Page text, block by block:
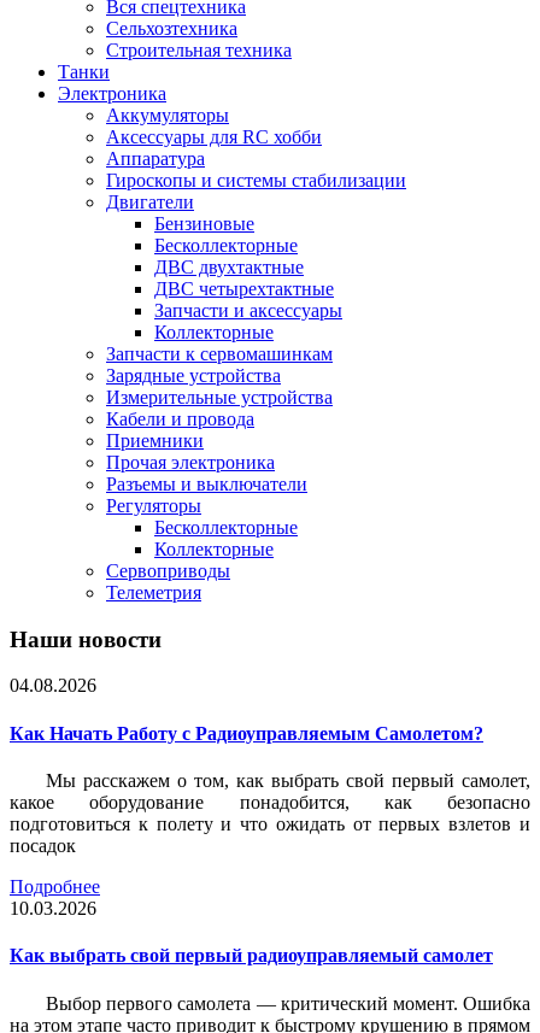
Вся спецтехника
Сельхозтехника
Строительная техника
Танки
Электроника
Аккумуляторы
Аксессуары для RC хобби
Аппаратура
Гироскопы и системы стабилизации
Двигатели
Бензиновые
Бесколлекторные
ДВС двухтактные
ДВС четырехтактные
Запчасти и аксессуары
Коллекторные
Запчасти к сервомашинкам
Зарядные устройства
Измерительные устройства
Кабели и провода
Приемники
Прочая электроника
Разъемы и выключатели
Регуляторы
Бесколлекторные
Коллекторные
Сервоприводы
Телеметрия
Наши новости
04.08.2026
Как Начать Работу с Радиоуправляемым Самолетом?
Мы расскажем о том, как выбрать свой первый самолет,
какое оборудование понадобится, как безопасно
подготовиться к полету и что ожидать от первых взлетов и
посадок
Подробнее
10.03.2026
Как выбрать свой первый радиоуправляемый самолет
Выбор первого самолета — критический момент. Ошибка
на этом этапе часто приводит к быстрому крушению в прямом